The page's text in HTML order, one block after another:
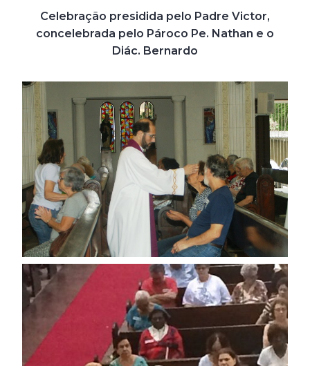
Celebração presidida pelo Padre Victor,
concelebrada pelo Pároco Pe. Nathan e o
Diác. Bernardo